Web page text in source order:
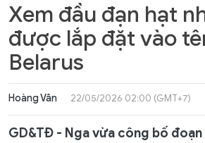
Xem đầu đạn hạt
được lắp đặt vào
Belarus
Hoàng Vân 22/05/2026 02:00 (GMT+7)
GD&TĐ - Nga vừa công bố